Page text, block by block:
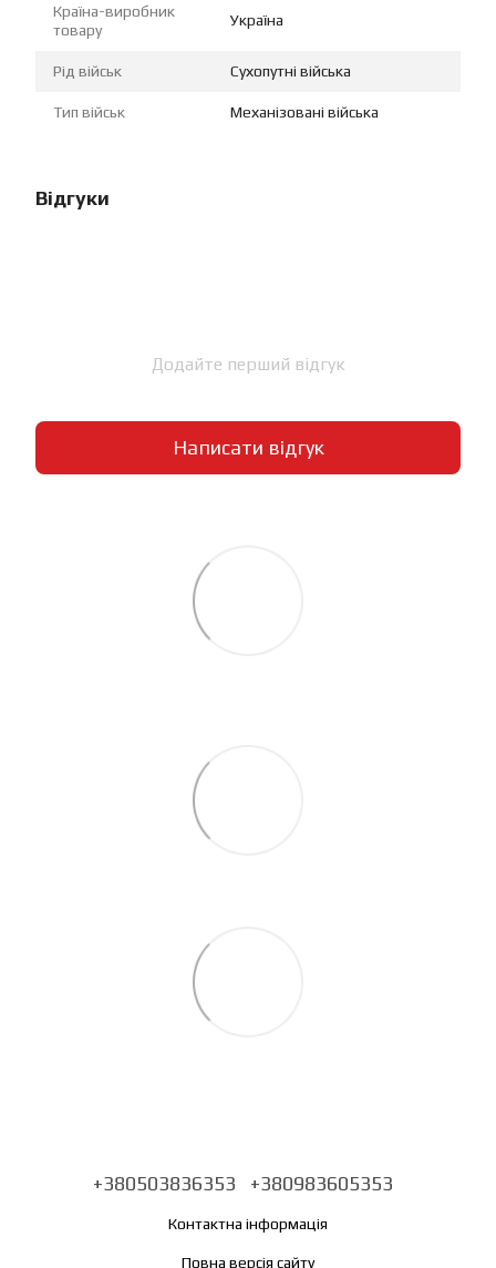
Країна-виробник
товару
Україна
Рід військ Сухопутні війська
Тип військ Механізовані війська
Відгуки
Додайте перший відгук
Написати відгук
+380503836353 +380983605353
Контактна інформація
Повна версія сайту